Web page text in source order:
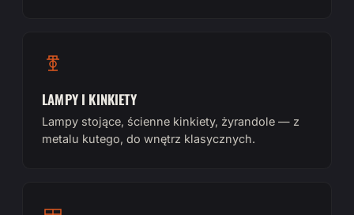
LAMPY I KINKIETY
Lampy stojące, ścienne kinkiety, żyrandole — z
metalu kutego, do wnętrz klasycznych.